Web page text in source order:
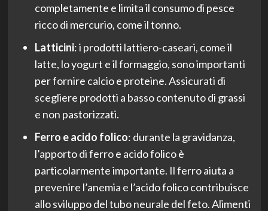
completamente e limita il consumo di pesce
ricco di mercurio, come il tonno.
Latticini: i prodotti lattiero-caseari, come il
latte, lo yogurt e il formaggio, sono importanti
per fornire calcio e proteine. Assicurati di
scegliere prodotti a basso contenuto di grassi
e non pastorizzati.
Ferro e acido folico: durante la gravidanza,
l’apporto di ferro e acido folico è
particolarmente importante. Il ferro aiuta a
prevenire l’anemia e l’acido folico contribuisce
allo sviluppo del tubo neurale del feto. Alimenti